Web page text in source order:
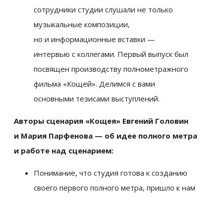
сотрудники студии слушали не только
музыкальные композиции,
но и информационные вставки —
интервью с коллегами. Первый выпуск был
посвящен производству полнометражного
фильма «Кощей». Делимся с вами
основными тезисами выступлений.
Авторы сценария «Кощея» Евгений Головин
и Мария Парфенова — об идее полного метра
и работе над сценарием:
Понимание, что студия готова к созданию
своего первого полного метра, пришло к нам